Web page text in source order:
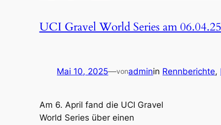
UCI Gravel World Series am 06.04.25
Mai 10, 2025—vonadminin Rennberichte,
Am 6. April fand die UCI Gravel
World Series über einen